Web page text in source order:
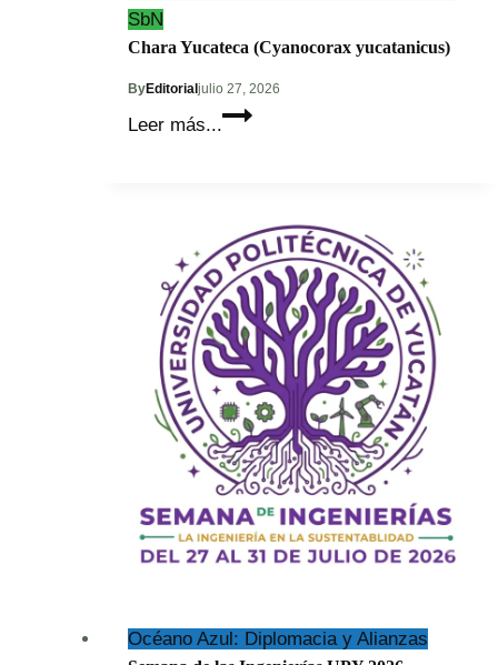
SbN
Chara Yucateca (Cyanocorax yucatanicus)
ByEditorialjulio 27, 2026
Leer más...
Chara
Océano Azul: Diplomacia y Alianzas